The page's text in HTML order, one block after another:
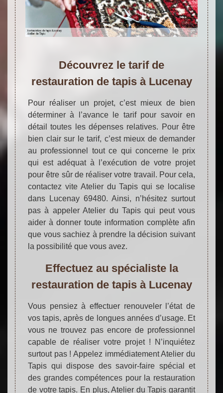
Découvrez le tarif de
restauration de tapis à Lucenay
Pour réaliser un projet, c’est mieux de bien
déterminer à l’avance le tarif pour savoir en
détail toutes les dépenses relatives. Pour être
bien clair sur le tarif, c’est mieux de demander
au professionnel tout ce qui concerne le prix
qui est adéquat à l’exécution de votre projet
pour être sûr de réaliser votre travail. Pour cela,
contactez vite Atelier du Tapis qui se localise
dans Lucenay 69480. Ainsi, n’hésitez surtout
pas à appeler Atelier du Tapis qui peut vous
aider à donner toute information complète afin
que vous sachiez à prendre la décision suivant
la possibilité que vous avez.
Effectuez au spécialiste la
restauration de tapis à Lucenay
Vous pensiez à effectuer renouveler l’état de
vos tapis, après de longues années d’usage. Et
vous ne trouvez pas encore de professionnel
capable de réaliser votre projet ! N’inquiétez
surtout pas ! Appelez immédiatement Atelier du
Tapis qui dispose des savoir-faire spécial et
des grandes compétences pour la restauration
de votre tapis. En plus, Atelier du Tapis garantit